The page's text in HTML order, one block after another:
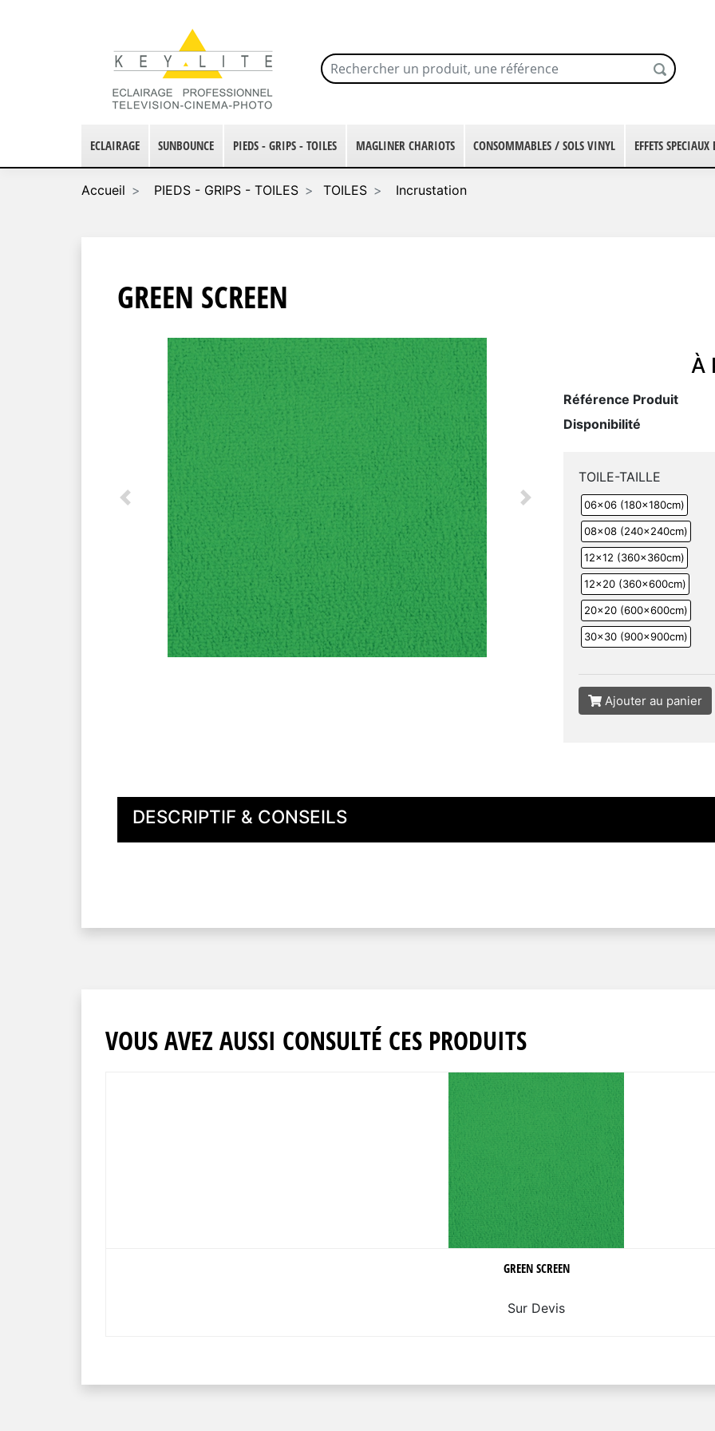
ECLAIRAGE SUNBOUNCE PIEDS - GRIPS - TOILES MAGLINER CHARIOTS CONSOMMABLES / SOLS VINYL EFFETS
Accueil PIEDS - GRIPS - TOILES TOILES Incrustation
GREEN SCREEN
Previous Next
À
Référence Produit
Disponibilité
TOILE-TAILLE
06x06 (180x180cm)
08x08 (240x240cm)
12x12 (360x360cm)
12x20 (360x600cm)
20x20 (600x600cm)
30x30 (900x900cm)
Ajouter au panier
DESCRIPTIF & CONSEILS
VOUS AVEZ AUSSI CONSULTÉ CES PRODUITS
GREEN SCREEN
Sur Devis